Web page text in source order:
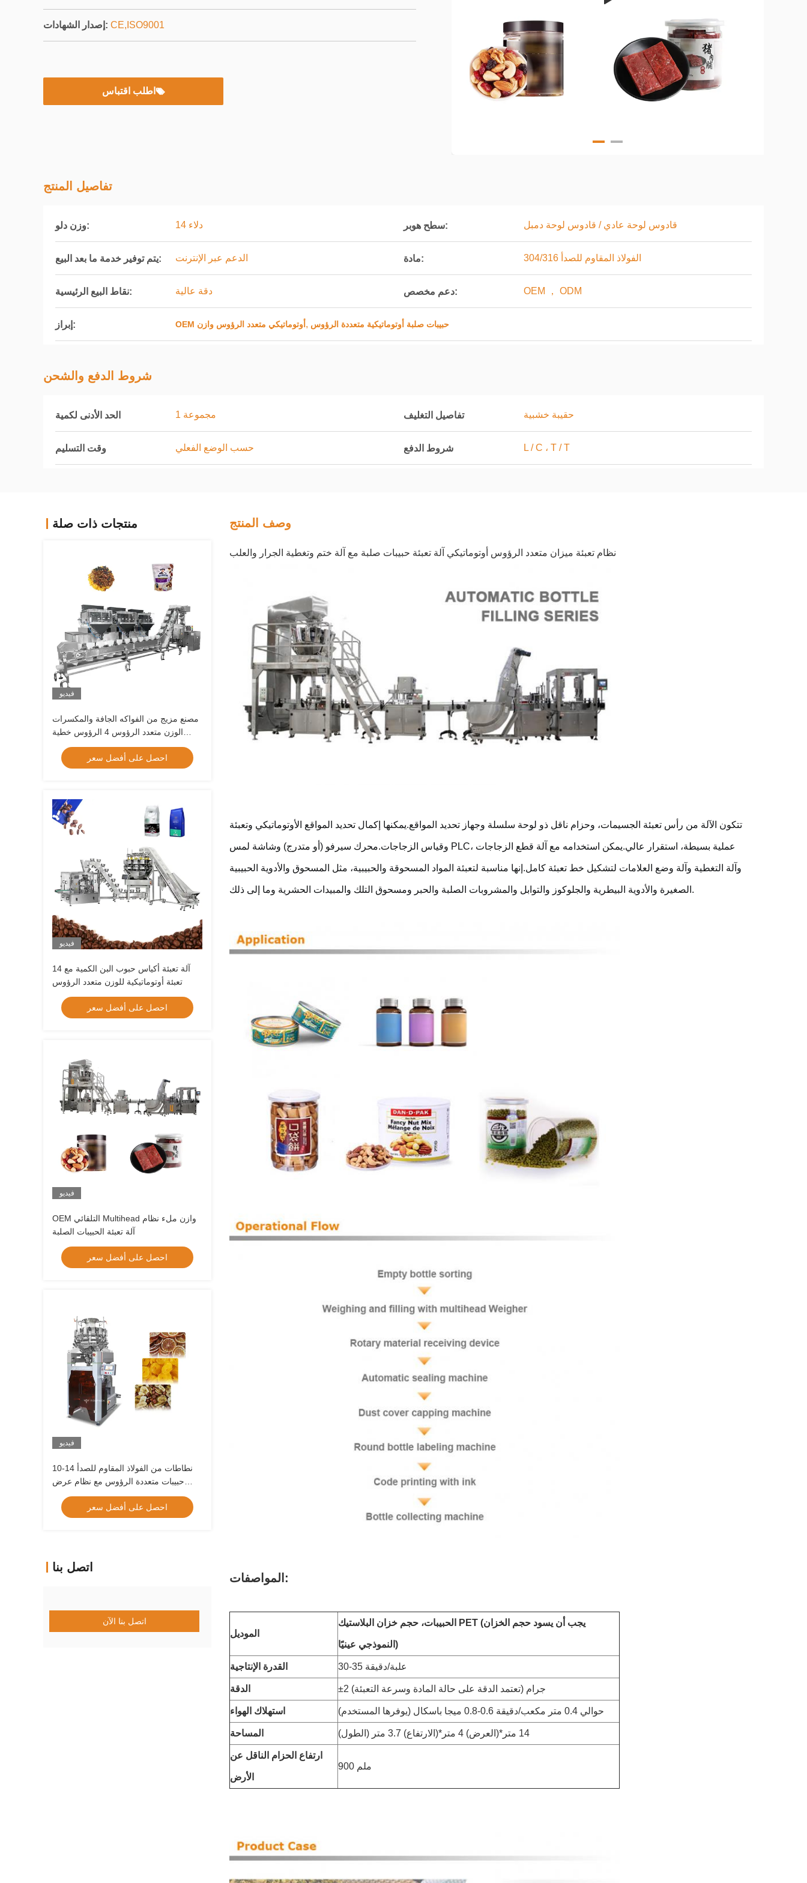
إصدار الشهادات: CE,ISO9001
اطلب اقتباس
تفاصيل المنتج
وزن دلو: 14 دلاء سطح هوبر: قادوس لوحة عادي / قادوس لوحة دمبل
يتم توفير خدمة ما بعد البيع: الدعم عبر الإنترنت مادة: الفولاذ المقاوم للصدأ 304/316
نقاط البيع الرئيسية: دقة عالية دعم مخصص: OEM ， ODM
إبراز: OEM أوتوماتيكي متعدد الرؤوس وازن , حبيبات صلبة أوتوماتيكية متعددة الرؤوس
شروط الدفع والشحن
الحد الأدنى لكمية 1 مجموعة تفاصيل التغليف حقيبة خشبية
وقت التسليم حسب الوضع الفعلي شروط الدفع L / C ، T / T
منتجات ذات صلة
فيديو
مصنع مزيج من الفواكه الجافة والمكسرات
الوزن متعدد الرؤوس 4 الرؤوس خطية
الوزن Vffs حزمة آلة حقيبة سحب حزمة
احصل على أفضل سعر
فيديو
آلة تعبئة أكياس حبوب البن الكمية مع 14
تعبئة أوتوماتيكية للوزن متعدد الرؤوس
احصل على أفضل سعر
فيديو
OEM التلقائي Multihead وازن ملء نظام
آلة تعبئة الحبيبات الصلبة
احصل على أفضل سعر
فيديو
10-14 نطاطات من الفولاذ المقاوم للصدأ
حبيبات متعددة الرؤوس مع نظام عرض
بشاشة تعمل باللمس
احصل على أفضل سعر
اتصل بنا
اتصل بنا الآن
وصف المنتج
نظام تعبئة ميزان متعدد الرؤوس أوتوماتيكي آلة تعبئة حبيبات صلبة مع آلة ختم وتغطية الجرار والعلب
تتكون الآلة من رأس تعبئة الجسيمات، وحزام ناقل ذو لوحة سلسلة وجهاز تحديد المواقع.يمكنها إكمال تحديد المواقع الأوتوماتيكي وتعبئة
وقياس الزجاجات. محرك سيرفو (أو متدرج) وشاشة لمس PLC، عملية بسيطة، استقرار عالي.يمكن استخدامه مع آلة قطع الزجاجات
وآلة التغطية وآلة وضع العلامات لتشكيل خط تعبئة كامل. إنها مناسبة لتعبئة المواد المسحوقة والحبيبية، مثل المسحوق والأدوية الحبيبية
الصغيرة والأدوية البيطرية والجلوكوز والتوابل والمشروبات الصلبة والحبر ومسحوق التلك والمبيدات الحشرية وما إلى ذلك.
المواصفات:
الموديل
الحبيبات، حجم خزان البلاستيك PET (يجب أن يسود حجم الخزان
النموذجي عينيًا)
القدرة الإنتاجية 30-35 علبة/دقيقة
الدقة ±2 جرام (تعتمد الدقة على حالة المادة وسرعة التعبئة)
استهلاك الهواء حوالي 0.4 متر مكعب/دقيقة 0.6-0.8 ميجا باسكال (يوفرها المستخدم)
المساحة (الطول) 14 متر*(العرض) 4 متر*(الارتفاع) 3.7 متر
ارتفاع الحزام الناقل عن
الأرض
900 ملم